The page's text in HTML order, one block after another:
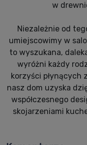
w
Niezależnie od
umiejscowimy w
to wyszukana,
wyróżni każdy
korzyści
nasz dom uzyska
współczesnego
skojarzeniami